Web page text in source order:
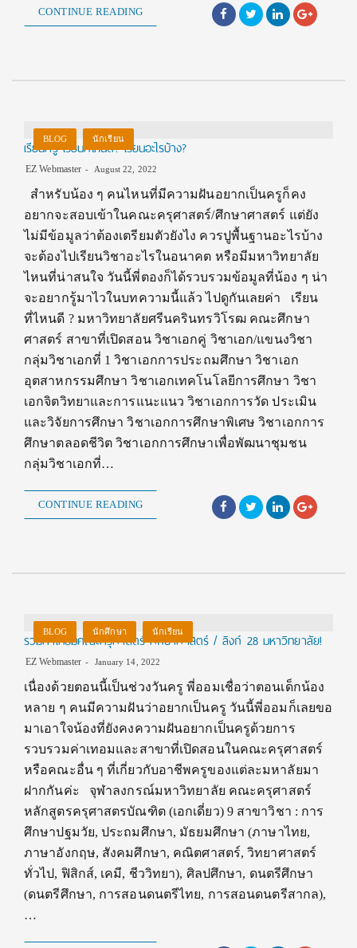
CONTINUE READING
BLOG นักเรียน
เรียนครู เรียนที่ไหนดี? เรียนอะไรบ้าง?
EZ Webmaster August 22, 2022
สำหรับน้อง ๆ คนไหนที่มีความฝันอยากเป็นครูก็คง
อยากจะสอบเข้าในคณะครุศาสตร์/ศึกษาศาสตร์ แต่ยัง
ไม่มีข้อมูลว่าต้องเตรียมตัวยังไง ควรปูพื้นฐานอะไรบ้าง
จะต้องไปเรียนวิชาอะไรในอนาคต หรือมีมหาวิทยาลัย
ไหนที่น่าสนใจ วันนี้พี่ตองก็ได้รวบรวมข้อมูลที่น้อง ๆ น่า
จะอยากรู้มาไวในบทความนี้แล้ว ไปดูกันเลยค่า เรียน
ที่ไหนดี ? มหาวิทยาลัยศรีนครินทรวิโรฒ คณะศึกษา
ศาสตร์ สาขาที่เปิดสอน วิชาเอกคู่ วิชาเอก/แขนงวิชา
กลุ่มวิชาเอกที่ 1 วิชาเอกการประถมศึกษา วิชาเอก
อุตสาหกรรมศึกษา วิชาเอกเทคโนโลยีการศึกษา วิชา
เอกจิตวิทยาและการแนะแนว วิชาเอกการวัด ประเมิน
และวิจัยการศึกษา วิชาเอกการศึกษาพิเศษ วิชาเอกการ
ศึกษาตลอดชีวิต วิชาเอกการศึกษาเพื่อพัฒนาชุมชน
กลุ่มวิชาเอกที่…
CONTINUE READING
BLOG นักศึกษา นักเรียน
รวมค่าเทอมคณะครุศาสตร์ ศึกษาศาสตร์ / ลิงก์ 28 มหาวิทยาลัย!
EZ Webmaster January 14, 2022
เนื่องด้วยตอนนี้เป็นช่วงวันครู พี่ออมเชื่อว่าตอนเด็กน้อง
หลาย ๆ คนมีความฝันว่าอยากเป็นครู วันนี้พี่ออมก็เลยขอ
มาเอาใจน้องที่ยังคงความฝันอยากเป็นครูด้วยการ
รวบรวมค่าเทอมและสาขาที่เปิดสอนในคณะครุศาสตร์
หรือคณะอื่น ๆ ที่เกี่ยวกับอาชีพครูของแต่ละมหาลัยมา
ฝากกันค่ะ จุฬาลงกรณ์มหาวิทยาลัย คณะครุศาสตร์
หลักสูตรครุศาสตรบัณฑิต (เอกเดี่ยว) 9 สาขาวิชา : การ
ศึกษาปฐมวัย, ประถมศึกษา, มัธยมศึกษา (ภาษาไทย,
ภาษาอังกฤษ, สังคมศึกษา, คณิตศาสตร์, วิทยาศาสตร์
ทั่วไป, ฟิสิกส์, เคมี, ชีววิทยา), ศิลปศึกษา, ดนตรีศึกษา
(ดนตรีศึกษา, การสอนดนตรีไทย, การสอนดนตรีสากล),
…